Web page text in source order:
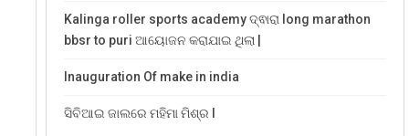
Kalinga roller sports academy ଦ୍ଵାରା long marathon
bbsr to puri ଆୟୋଜନ କରାଯାଇ ଥିଲା |
Inauguration Of make in india
ସିବିଆଇ ଜାଲରେ ମହିମା ମିଶ୍ର l